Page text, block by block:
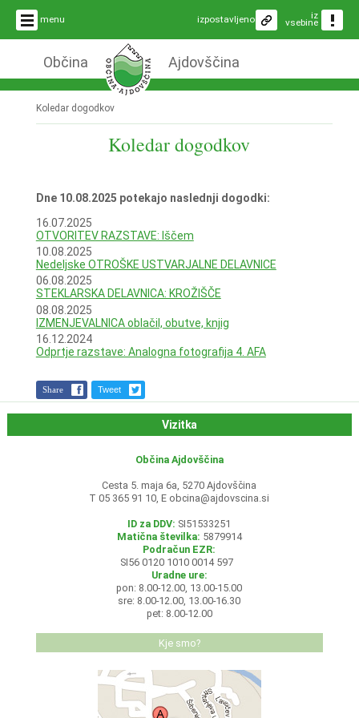
menu iz
vsebine
izpostavljeno
Občina Ajdovščina
Koledar dogodkov
Koledar dogodkov
Dne 10.08.2025 potekajo naslednji dogodki:
16.07.2025
OTVORITEV RAZSTAVE: Iščem
10.08.2025
Nedeljske OTROŠKE USTVARJALNE DELAVNICE
06.08.2025
STEKLARSKA DELAVNICA: KROŽIŠČE
08.08.2025
IZMENJEVALNICA oblačil, obutve, knjig
16.12.2024
Odprtje razstave: Analogna fotografija 4. AFA
Share Tweet
Vizitka
Občina Ajdovščina
Cesta 5. maja 6a, 5270 Ajdovščina
T 05 365 91 10, E obcina@ajdovscina.si
ID za DDV: SI51533251
Matična številka: 5879914
Podračun EZR:
SI56 0120 1010 0014 597
Uradne ure:
pon: 8.00-12.00, 13.00-15.00
sre: 8.00-12.00, 13.00-16.30
pet: 8.00-12.00
Kje smo?